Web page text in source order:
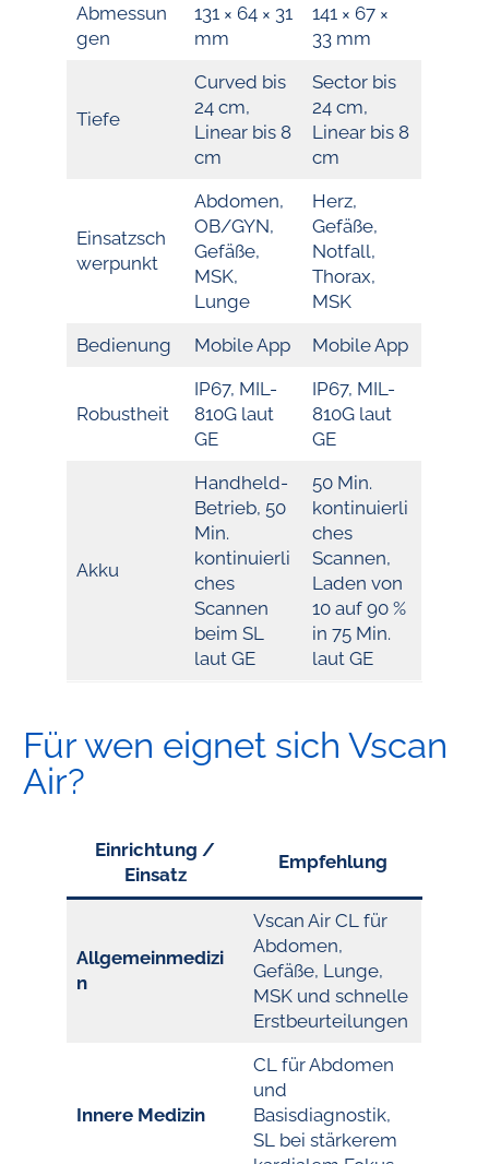
Abmessun
gen
131 × 64 × 31
mm
141 × 67 ×
33 mm
Tiefe
Curved bis
24 cm,
Linear bis 8
cm
Sector bis
24 cm,
Linear bis 8
cm
Einsatzsch
werpunkt
Abdomen,
OB/GYN,
Gefäße,
MSK,
Lunge
Herz,
Gefäße,
Notfall,
Thorax,
MSK
Bedienung
Mobile App Mobile App
Robustheit
IP67, MIL-
810G laut
GE
IP67, MIL-
810G laut
GE
Akku
Handheld-
Betrieb, 50
Min.
kontinuierli
ches
Scannen
beim SL
laut GE
50 Min.
kontinuierli
ches
Scannen,
Laden von
10 auf 90 %
in 75 Min.
laut GE
Für wen eignet sich Vscan
Air?
Einrichtung /
Einsatz
Empfehlung
Allgemeinmedizi
n
Vscan Air CL für
Abdomen,
Gefäße, Lunge,
MSK und schnelle
Erstbeurteilungen
Innere Medizin
CL für Abdomen
und
Basisdiagnostik,
SL bei stärkerem